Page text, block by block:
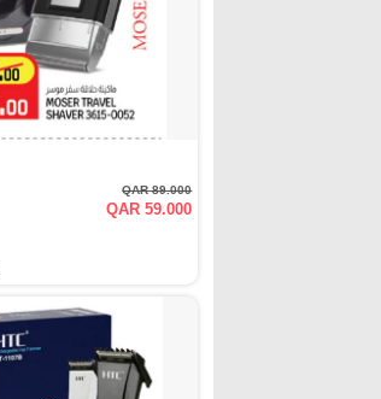
QAR 89.000
QAR 59.000